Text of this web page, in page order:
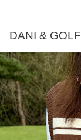
DANI & GOLF